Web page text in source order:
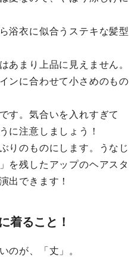
浴衣に似合うステキな髪型
あまり上品に見えません。
ンに合わせて小さめのもの
す。気合いを入れすぎて
に注意しましょう！
りのものにします。うなじ
を残したアップのヘアスタ
出できます！
着ること！
のが、「丈」。